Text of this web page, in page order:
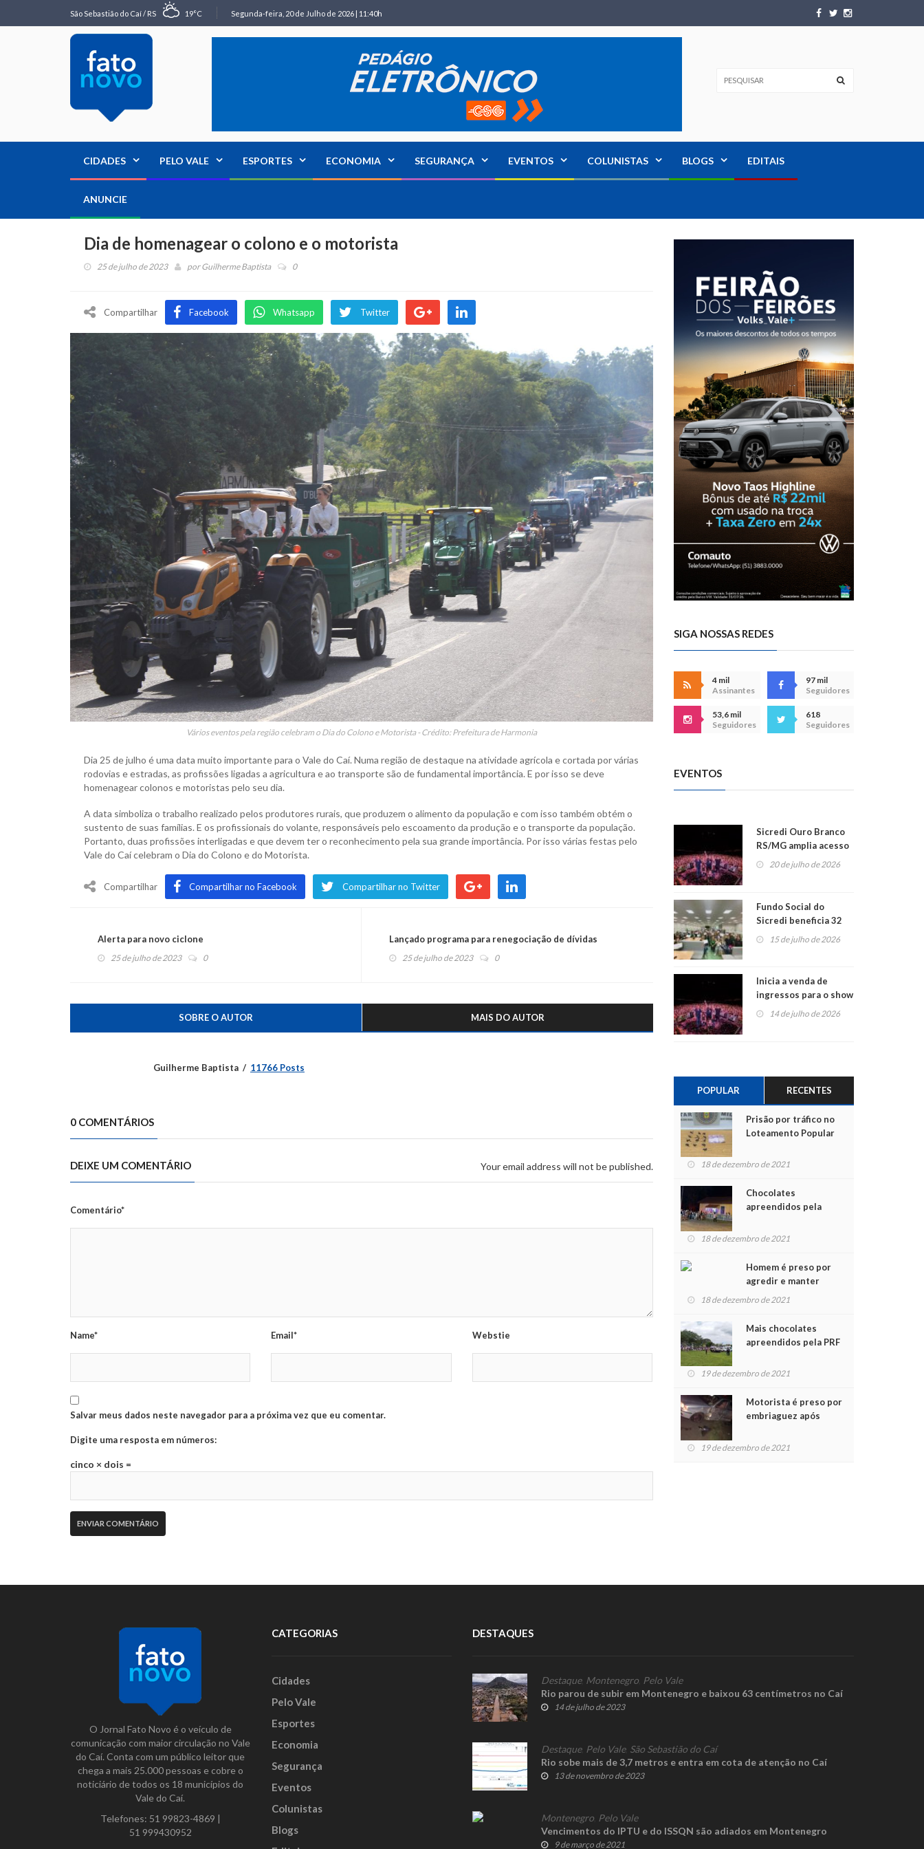
São Sebastião do Caí / RS 19°C Segunda-feira, 20 de Julho de 2026 | 11:40h
CIDADES PELO VALE ESPORTES ECONOMIA SEGURANÇA EVENTOS COLUNISTAS BLOGS EDITAIS
ANUNCIE
Dia de homenagear o colono e o motorista
25 de julho de 2023 porGuilherme Baptista 0
Compartilhar Facebook Whatsapp Twitter
Vários eventos pela região celebram o Dia do Colono e Motorista - Crédito: Prefeitura de Harmonia
Dia 25 de julho é uma data muito importante para o Vale do Caí. Numa região de destaque na atividade agrícola e cortada por várias
rodovias e estradas, as profissões ligadas a agricultura e ao transporte são de fundamental importância. E por isso se deve
homenagear colonos e motoristas pelo seu dia.
A data simboliza o trabalho realizado pelos produtores rurais, que produzem o alimento da população e com isso também obtém o
sustento de suas famílias. E os profissionais do volante, responsáveis pelo escoamento da produção e o transporte da população.
Portanto, duas profissões interligadas e que devem ter o reconhecimento pela sua grande importância. Por isso várias festas pelo
Vale do Caí celebram o Dia do Colono e do Motorista.
Compartilhar Compartilhar no Facebook Compartilhar no Twitter
Alerta para novo ciclone
25 de julho de 2023 0
Lançado programa para renegociação de dívidas
25 de julho de 2023 0
SOBRE O AUTOR MAIS DO AUTOR
Guilherme Baptista 11766 Posts
0 COMENTÁRIOS
DEIXE UM COMENTÁRIO Your email address will not be published.
Comentário*
Name* Email* Webstie
Salvar meus dados neste navegador para a próxima vez que eu comentar.
Digite uma resposta em números:
cinco × dois =
SIGA NOSSAS REDES
4 mil
Assinantes
97 mil
Seguidores
53,6 mil
Seguidores
618
Seguidores
EVENTOS
Sicredi Ouro Branco
RS/MG amplia acesso
ao show dos 45 anos
20 de julho de 2026
Fundo Social do
Sicredi beneficia 32
projetos em
Montenegro
15 de julho de 2026
Inicia a venda de
ingressos para o show
do Jota Quest nos 45
14 de julho de 2026
POPULAR RECENTES
Prisão por tráfico no
Loteamento Popular
18 de dezembro de 2021
Chocolates
apreendidos pela
para crianças na
18 de dezembro de 2021
Homem é preso por
agredir e manter
mulher em cárcere
18 de dezembro de 2021
Mais chocolates
apreendidos pela PRF
crianças no Natal
19 de dezembro de 2021
Motorista é preso por
embriaguez após
feridos
19 de dezembro de 2021
O Jornal Fato Novo é o veículo de
comunicação com maior circulação no Vale
do Caí. Conta com um público leitor que
chega a mais 25.000 pessoas e cobre o
noticiário de todos os 18 municípios do
Vale do Caí.
Telefones: 51 99823-4869 |
51 999430952
CATEGORIAS
Cidades
Pelo Vale
Esportes
Economia
Segurança
Eventos
Colunistas
Blogs
DESTAQUES
Destaque, Montenegro Pelo Vale
Rio parou de subir em Montenegro e baixou 63 centímetros no Caí
14 de julho de 2023
Destaque, Pelo Vale, São Sebastião do Caí
Rio sobe mais de 3,7 metros e entra em cota de atenção no Caí
13 de novembro de 2023
Montenegro Pelo Vale
Vencimentos do IPTU e do ISSQN são adiados em Montenegro
9 de março de 2021